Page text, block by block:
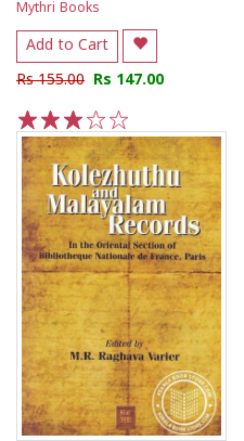
Mythri Books
Add to Cart
Rs 155.00 Rs 147.00
5
4
3
2
1